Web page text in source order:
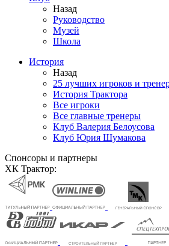
Назад
Руководство
Музей
Школа
История
Назад
25 лучших игроков и
История Трактора
Все игроки
Все главные тренеры
Клуб Валерия Белоусова
Клуб Юрия Шумакова
Спонсоры и партнеры
ХК Трактор: